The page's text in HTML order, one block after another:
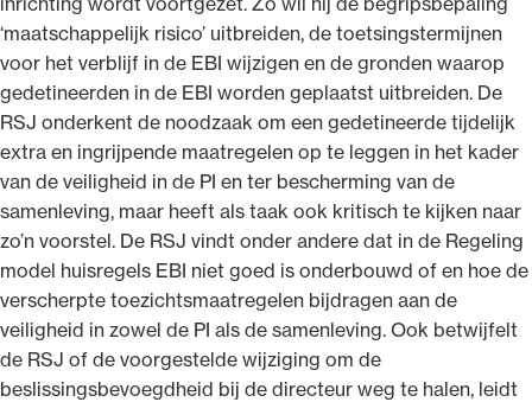
‘maatschappelijk risico’ uitbreiden, de toetsingstermijnen
voor het verblijf in de EBI wijzigen en de gronden waarop
gedetineerden in de EBI worden geplaatst uitbreiden. De
RSJ onderkent de noodzaak om een gedetineerde tijdelijk
extra en ingrijpende maatregelen op te leggen in het kader
van de veiligheid in de PI en ter bescherming van de
samenleving, maar heeft als taak ook kritisch te kijken naar
zo’n voorstel. De RSJ vindt onder andere dat in de Regeling
model huisregels EBI niet goed is onderbouwd of en hoe de
verscherpte toezichtsmaatregelen bijdragen aan de
veiligheid in zowel de PI als de samenleving. Ook betwijfelt
de RSJ of de voorgestelde wijziging om de
beslissingsbevoegdheid bij de directeur weg te halen, leidt